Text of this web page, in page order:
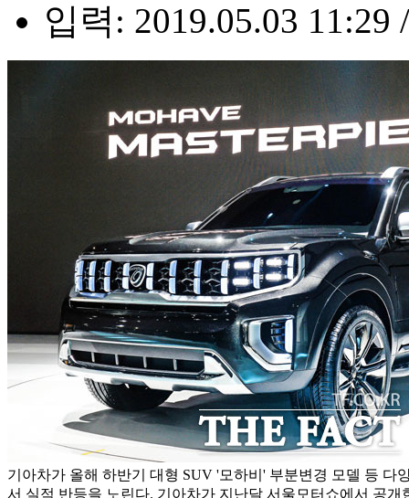
입력: 2019.05.03 11:29
기아차가 올해 하반기 대형 SUV '모하비' 부분변경 모델 등 다
서 실적 반등을 노린다. 기아차가 지난달 서울모터쇼에서 공개